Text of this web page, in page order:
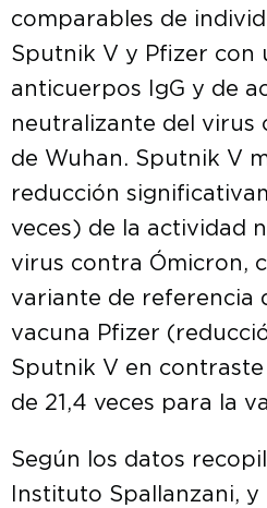
comparables de
Sputnik V y Pfizer con
anticuerpos IgG y de
neutralizante del virus
de Wuhan. Sputnik V
reducción
veces) de la actividad
virus contra Ómicron,
variante de referencia
vacuna Pfizer
Sputnik V en
de 21,4 veces para la
Según los datos
Instituto Spallanzani,